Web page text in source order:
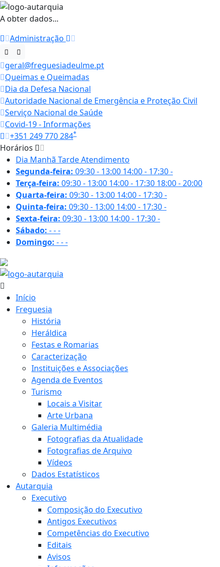
A obter dados...
Administração
geral@freguesiadeulme.pt
Queimas e Queimadas
Dia da Defesa Nacional
Autoridade Nacional de Emergência e Proteção Civil
Serviço Nacional de Saúde
Covid-19 - Informações
+351 249 770 284*
Horários
Dia Manhã TardeAtendimento
Segunda-feira: 09:30 - 13:00 14:00 - 17:30-
Terça-feira: 09:30 - 13:00 14:00 - 17:30 18:00 - 20:00
Quarta-feira: 09:30 - 13:00 14:00 - 17:30-
Quinta-feira: 09:30 - 13:00 14:00 - 17:30-
Sexta-feira: 09:30 - 13:00 14:00 - 17:30-
Sábado: ---
Domingo: ---
Início
Freguesia
História
Heráldica
Festas e Romarias
Caracterização
Instituições e Associações
Agenda de Eventos
Turismo
Locais a Visitar
Arte Urbana
Galeria Multimédia
Fotografias da Atualidade
Fotografias de Arquivo
Vídeos
Dados Estatísticos
Autarquia
Executivo
Composição do Executivo
Antigos Executivos
Competências do Executivo
Editais
Avisos